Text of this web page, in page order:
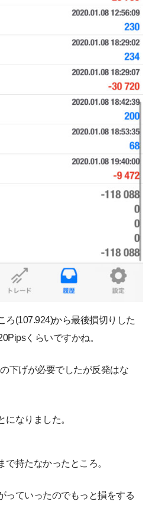
ろ(107.924)から最後損切りした
くらいですかね。
下げが必要でしたが反発はな
なりました。
で持たなかったところ。
っていったのでもっと損をする